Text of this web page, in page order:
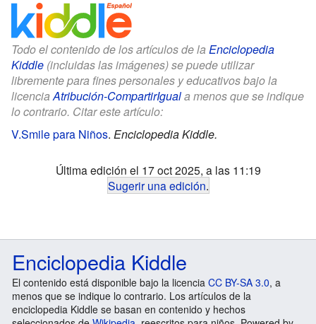
Todo el contenido de los artículos de la Enciclopedia
Kiddle (incluidas las imágenes) se puede utilizar
libremente para fines personales y educativos bajo la
licenciaAtribución-CompartirIguala menos que se indique
lo contrario. Citar este artículo:
V.Smile para Niños. Enciclopedia Kiddle.
Última edición el 17 oct 2025, a las 11:19
Sugerir una edición.
Enciclopedia Kiddle
El contenido está disponible bajo la licencia CC BY-SA 3.0, a
menos que se indique lo contrario. Los artículos de la
enciclopedia Kiddle se basan en contenido y hechos